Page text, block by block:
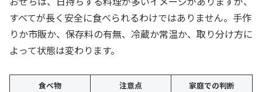
すべてが長く安全に食べられるわけではありません。手作
りか市販か、保存料の有無、冷蔵か常温か、取り分け方に
よって状態は変わります。
食べ物 注意点 家庭での判断